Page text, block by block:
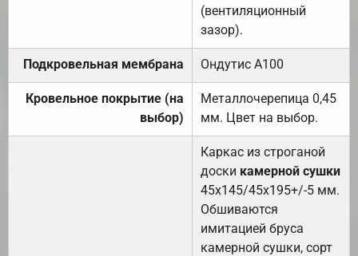
(вентиляционный
зазор).
Подкровельная мембрана Ондутис А100
Кровельное покрытие (на
выбор)
Металлочерепица 0,45
мм. Цвет на выбор.
Каркас из строганой
доски камерной сушки
45х145/45х195+/-5 мм.
Обшиваются
имитацией бруса
камерной сушки, сорт